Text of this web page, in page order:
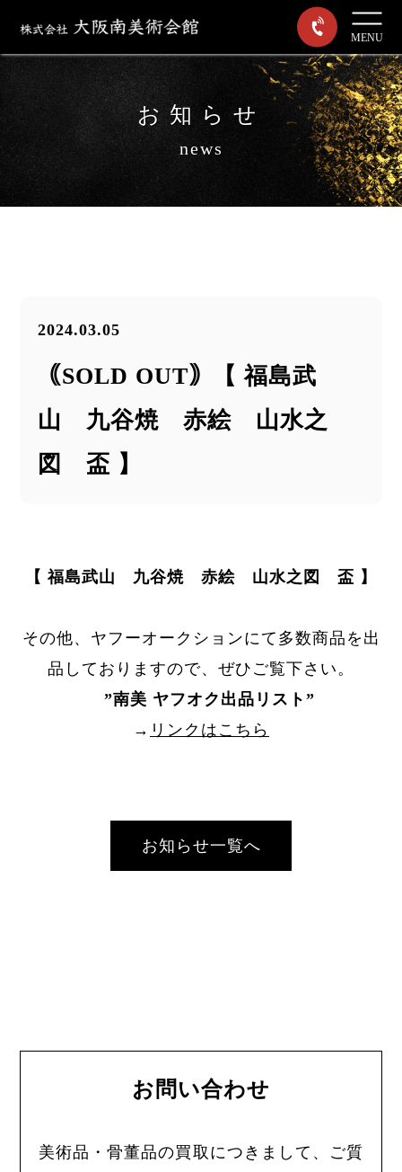
MENU
お知らせ
news
2024.03.05
｟SOLD OUT｠【 福島武
山 九谷焼 赤絵 山水之
図 盃 】
【 福島武山 九谷焼 赤絵 山水之図 盃 】
その他、ヤフーオークションにて多数商品を出
品しておりますので、ぜひご覧下さい。
”南美 ヤフオク出品リスト ”
→ リンクはこちら
お知らせ一覧へ
お問い合わせ
美術品・骨董品の買取につきまして、ご質